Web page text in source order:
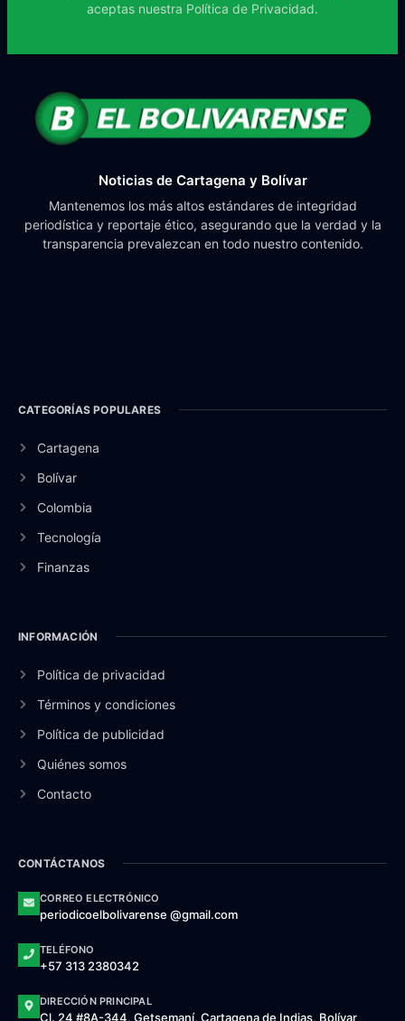
aceptas nuestra Política de Privacidad.
Noticias de Cartagena y Bolívar
Mantenemos los más altos estándares de integridad
periodística y reportaje ético, asegurando que la verdad y la
transparencia prevalezcan en todo nuestro contenido.
CATEGORÍAS POPULARES
Cartagena
Bolívar
Colombia
Tecnología
Finanzas
INFORMACIÓN
Política de privacidad
Términos y condiciones
Política de publicidad
Quiénes somos
Contacto
CONTÁCTANOS
CORREO ELECTRÓNICO
periodicoelbolivarense @gmail.com
TELÉFONO
+57 313 2380342
DIRECCIÓN PRINCIPAL
Cl. 24 #8A-344, Getsemaní, Cartagena de Indias, Bolívar